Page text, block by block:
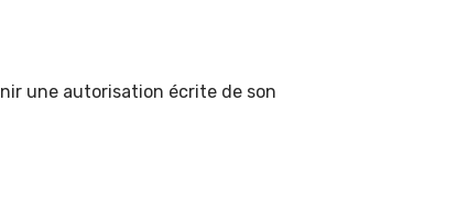
une autorisation écrite de son